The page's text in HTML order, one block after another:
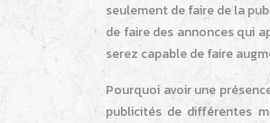
seulement de faire de la
de faire des annonces qui
serez capable de faire
Pourquoi avoir une
publicités de différentes